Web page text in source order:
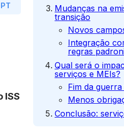
ISS
Mudanças na
transição
Novos
Integração
regras
Qual será o
serviços e MEIs?
Fim da
Menos
Conclusão: